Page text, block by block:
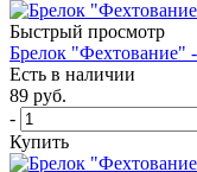
Быстрый просмотр
Брелок "Фехтование"
Есть в наличии
89 руб.
-
Купить